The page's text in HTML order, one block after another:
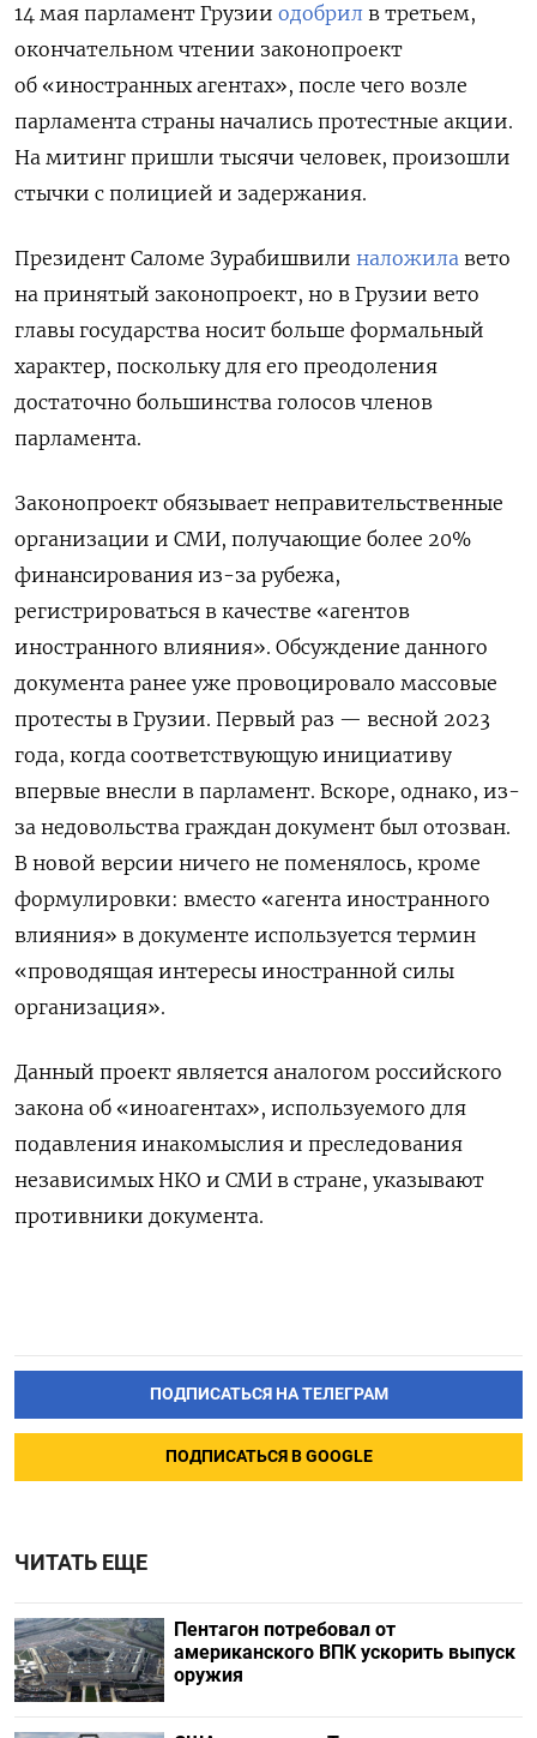
14 мая парламент Грузии одобрил в третьем,
окончательном чтении законопроект
об «иностранных агентах», после чего возле
парламента страны начались протестные акции.
На митинг пришли тысячи человек, произошли
стычки с полицией и задержания.
Президент Саломе Зурабишвили наложила вето
на принятый законопроект, но в Грузии вето
главы государства носит больше формальный
характер, поскольку для его преодоления
достаточно большинства голосов членов
парламента.
Законопроект обязывает неправительственные
организации и СМИ, получающие более 20%
финансирования из-за рубежа,
регистрироваться в качестве «агентов
иностранного влияния». Обсуждение данного
документа ранее уже провоцировало массовые
протесты в Грузии. Первый раз — весной 2023
года, когда соответствующую инициативу
впервые внесли в парламент. Вскоре, однако, из-
за недовольства граждан документ был отозван.
В новой версии ничего не поменялось, кроме
формулировки: вместо «агента иностранного
влияния» в документе используется термин
«проводящая интересы иностранной силы
организация».
Данный проект является аналогом российского
закона об «иноагентах», используемого для
подавления инакомыслия и преследования
независимых НКО и СМИ в стране, указывают
противники документа.
ПОДПИСАТЬСЯ НА ТЕЛЕГРАМ
ПОДПИСАТЬСЯ В GOOGLE
ЧИТАТЬ ЕЩЕ
Пентагон потребовал от
американского ВПК ускорить выпуск
оружия